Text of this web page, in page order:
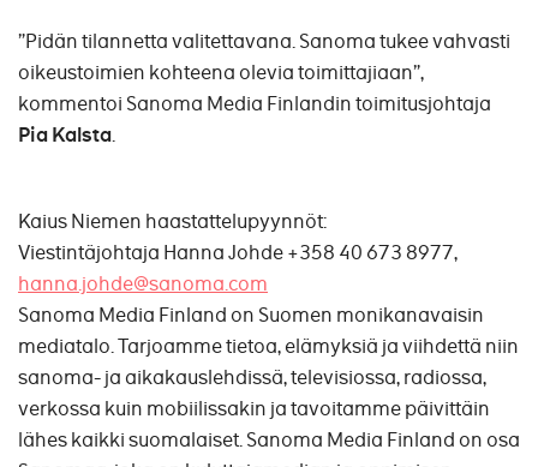
”Pidän tilannetta valitettavana. Sanoma tukee vahvasti
oikeustoimien kohteena olevia toimittajiaan”,
kommentoi Sanoma Media Finlandin toimitusjohtaja
Pia Kalsta.
Kaius Niemen haastattelupyynnöt:
Viestintäjohtaja Hanna Johde +358 40 673 8977,
hanna.johde@sanoma.com
Sanoma Media Finland on Suomen monikanavaisin
mediatalo. Tarjoamme tietoa, elämyksiä ja viihdettä niin
sanoma- ja aikakauslehdissä, televisiossa, radiossa,
verkossa kuin mobiilissakin ja tavoitamme päivittäin
lähes kaikki suomalaiset. Sanoma Media Finland on osa